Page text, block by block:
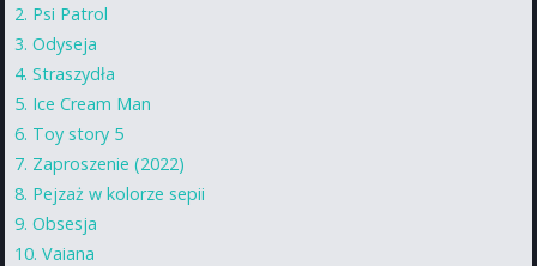
Psi Patrol
Odyseja
Straszydła
Ice Cream Man
Toy story 5
Zaproszenie (2022)
Pejzaż w kolorze sepii
Obsesja
Vaiana